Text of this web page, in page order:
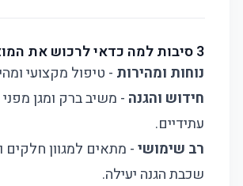
3 סיבות למה כדאי לרכוש את המוצר
נוחות ומהירות - טיפול מקצועי
חידוש והגנה - משיב ברק ומגן מפני
עתידיים.
רב שימושי- מתאים למגוון
שכבת הגנה יעילה.